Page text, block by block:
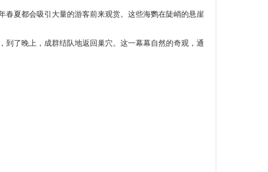
夏都会吸引大量的游客前来观赏。这些海鹦在陡峭的悬崖
了晚上，成群结队地返回巢穴。这一幕幕自然的奇观，通